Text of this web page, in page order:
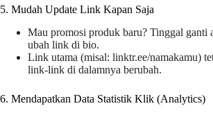
5. Mudah Update Link Kapan Saja
Mau promosi produk baru? Tinggal ganti
ubah link di bio.
Link utama (misal: linktr.ee/namakamu)
link-link di dalamnya berubah.
6. Mendapatkan Data Statistik Klik (Analytics)